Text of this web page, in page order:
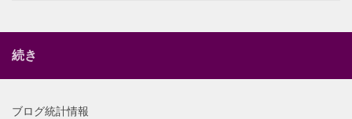
続き
ブログ統計情報